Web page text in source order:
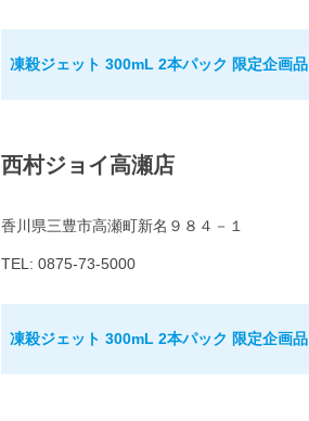
凍殺ジェット 300mL 2本パック 限定企画品
西村ジョイ高瀬店
香川県三豊市高瀬町新名９８４－１
TEL: 0875-73-5000
凍殺ジェット 300mL 2本パック 限定企画品